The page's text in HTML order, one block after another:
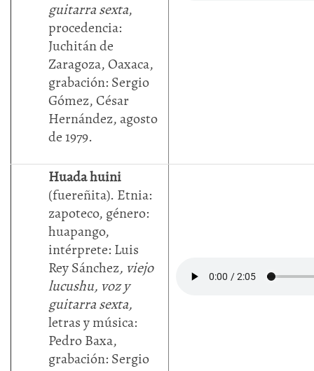
guitarra sexta,
procedencia:
Juchitán de
Zaragoza, Oaxaca,
grabación: Sergio
Gómez, César
Hernández, agosto
de 1979.
Huada huini
(fuereñita). Etnia:
zapoteco, género:
huapango,
intérprete: Luis
Rey Sánchez, viejo
lucushu, voz y
guitarra sexta,
letras y música:
Pedro Baxa,
grabación: Sergio